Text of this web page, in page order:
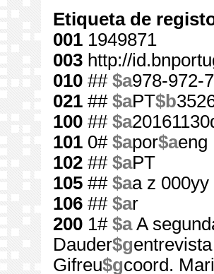
Etiqueta de
0011949871
003http://
010## $a978-972-
021## $aPT$b
100## $a
1010# $apor$aeng
102## $aPT
105## $aa z 000yy
106## $ar
2001# $aA
Dauder$g
Gifreu$gcoord.